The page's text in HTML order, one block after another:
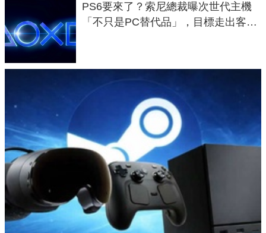
PS6要來了？索尼總裁曝次世代主機
「不只是PC替代品」，目標走出客